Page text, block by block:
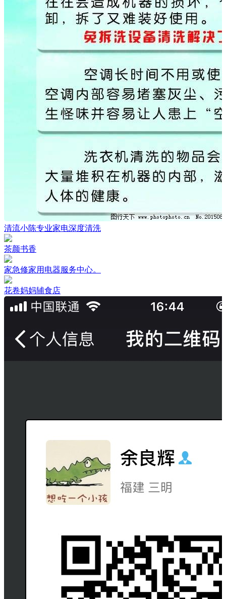
清流小陈专业家电深度清洗
茶颜书香
家急修家用电器服务中心。
花卷妈妈辅食店